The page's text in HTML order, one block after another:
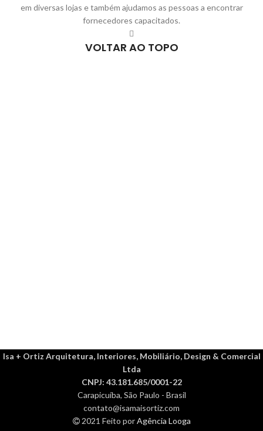
em diversas lojas e também ajudamos as pessoas a encontrar
fornecedores capacitados.
VOLTAR AO TOPO
Isa + Ortiz Arquitetura, Interiores, Mobiliário, Design & Comercial
Ltda
CNPJ: 43.181.685/0001-22
Carapicuíba, São Paulo - Brasil
contato@isamaisortiz.com
2021 Feito porAgência Looga